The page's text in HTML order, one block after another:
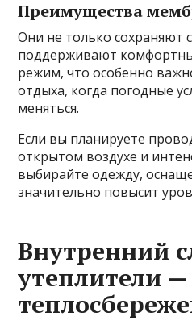
Преимущества
Они не только сохраняют
поддерживают
режим, что особенно
отдыха, когда погодные
меняться.
Если вы планируете
открытом воздухе и
выбирайте одежду,
значительно повысит
Внутренний
утеплители —